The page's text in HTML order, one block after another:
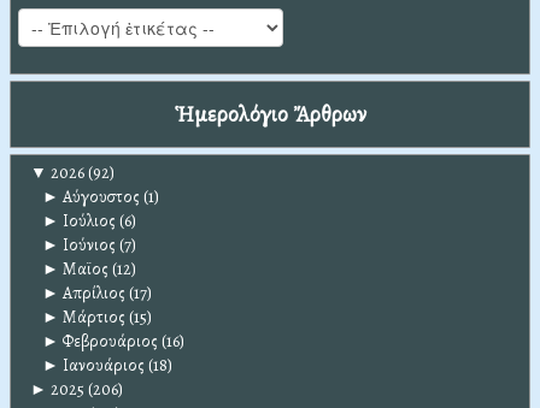
Ἡμερολόγιο Ἄρθρων
▼ 2026(92)
► Αύγουστος (1)
► Ιούλιος (6)
► Ιούνιος (7)
► Μαϊος (12)
► Απρίλιος (17)
► Μάρτιος (15)
► Φεβρουάριος (16)
► Ιανουάριος (18)
► 2025 (206)